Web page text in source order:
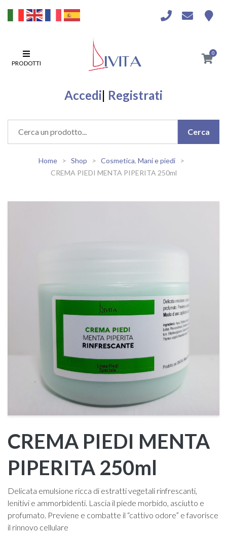
PRODOTTI
0
Accedi| Registrati
Home Shop Cosmetica, Mani e piedi
CREMA PIEDI MENTA PIPERITA 250ml
CREMA PIEDI MENTA
PIPERITA 250ml
Delicata emulsione ricca di estratti vegetali rinfrescanti,
lenitivi e ammorbidenti. Lascia il piede morbido, asciutto e
profumato. Previene e combatte il “cattivo odore” e favorisce
il rinnovo cellulare